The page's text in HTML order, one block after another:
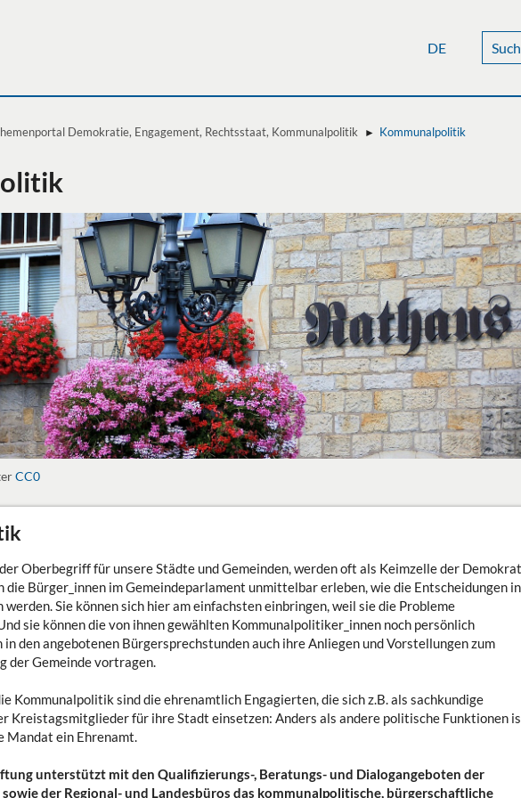
DE
Demokratie, Engagement, Rechtsstaat, Kommunalpolitik Kommunalpolitik
CC0
Oberbegriff für unsere Städte und Gemeinden, werden oft als Keimzelle der
die Bürger_innen im Gemeindeparlament unmittelbar erleben, wie die Entscheidungen in
Sie können sich hier am einfachsten einbringen, weil sie die Probleme
sie können die von ihnen gewählten Kommunalpolitiker_innen noch persönlich
in den angebotenen Bürgersprechstunden auch ihre Anliegen und Vorstellungen zum
der Gemeinde vortragen.
Kommunalpolitik sind die ehrenamtlich Engagierten, die sich z.B. als sachkundige
Kreistagsmitglieder für ihre Stadt einsetzen: Anders als andere politische Funktionen
Mandat ein Ehrenamt.
unterstützt mit den Qualifizierungs-, Beratungs- und Dialogangeboten der
der Regional- und Landesbüros das kommunalpolitische, bürgerschaftliche